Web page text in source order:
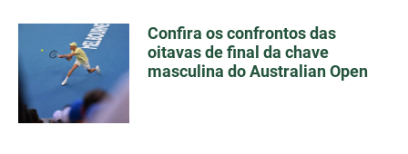
Confira os confrontos das
oitavas de final da chave
masculina do Australian Open